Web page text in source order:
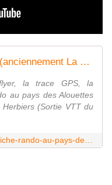
Rando au pays des Alouettes (anciennement La Puyfolaise), Les Herbiers (Sortie VTT du 8/5/2017 / Ref. : 49670)
la trace GPS, la
au pays des Alouettes
(Sortie VTT du